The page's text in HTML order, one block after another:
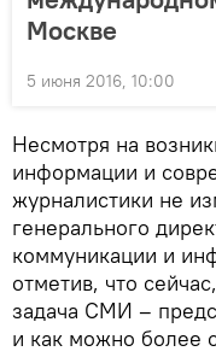
Москве
5 июня 2016, 10:00
Несмотря на
информации и
журналистики не
генерального
коммуникации и
отметив, что
задача СМИ –
и как можно более